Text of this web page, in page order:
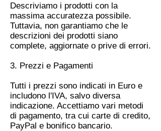
Descriviamo i prodotti con la
massima accuratezza possibile.
Tuttavia, non garantiamo che le
descrizioni dei prodotti siano
complete, aggiornate o prive di errori.
3. Prezzi e Pagamenti
Tutti i prezzi sono indicati in Euro e
includono l'IVA, salvo diversa
indicazione. Accettiamo vari metodi
di pagamento, tra cui carte di credito,
PayPal e bonifico bancario.